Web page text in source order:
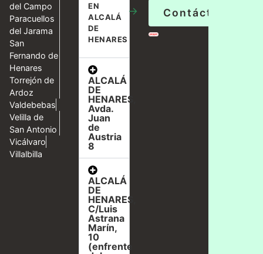
del Campo
Paracuellos
del Jarama
San
Fernando de
Henares
Torrejón de
Ardoz
Valdebebas
Velilla de
San Antonio
Vicálvaro
Villalbilla
EN
ALCALÁ
DE
HENARES
→
ALCALÁ
DE
HENARES,
Avda.
Juan
de
Austria
8
ALCALÁ
DE
HENARES,
C/Luis
Astrana
Marín,
10
(enfrente
Contáctanos